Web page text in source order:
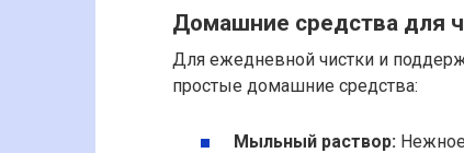
Домашние средства для
Для ежедневной чистки и
простые домашние средства:
Мыльный раствор: